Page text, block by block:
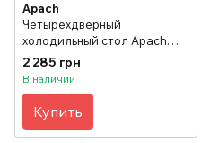
Apach
Четырехдверный
холодильный стол Apach
AFM 04 (0 ...+10°C,
2320х700х850 мм)
2 285 грн
В наличии
Купить